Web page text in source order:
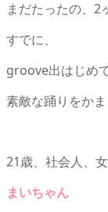
まだたったの、2
すでに、
groove出はじめ
素敵な踊りをかま
21歳、社会人、女
まいちゃん